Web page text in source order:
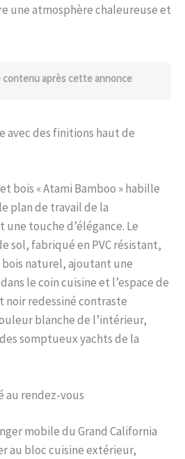
une atmosphère chaleureuse et
contenu après cette annonce
avec des finitions haut de
bois « Atami Bamboo » habille
plan de travail de la
touche d’élégance. Le
sol, fabriqué en PVC résistant,
naturel, ajoutant une
le coin cuisine et l’espace de
noir redessiné contraste
blanche de l’intérieur,
somptueux yachts de la
au rendez-vous
mobile du Grand California
au bloc cuisine extérieur,